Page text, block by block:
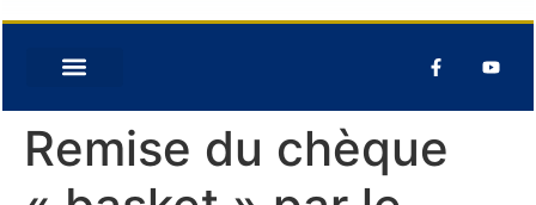
Remise du chèque